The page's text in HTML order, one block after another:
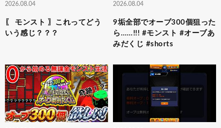
2026.08.04
〖 モンスト 〗これってどう
いう感じ？？？
2026.08.04
9垢全部でオーブ300個狙った
ら……!!! #モンスト #オーブあ
みだくじ #shorts